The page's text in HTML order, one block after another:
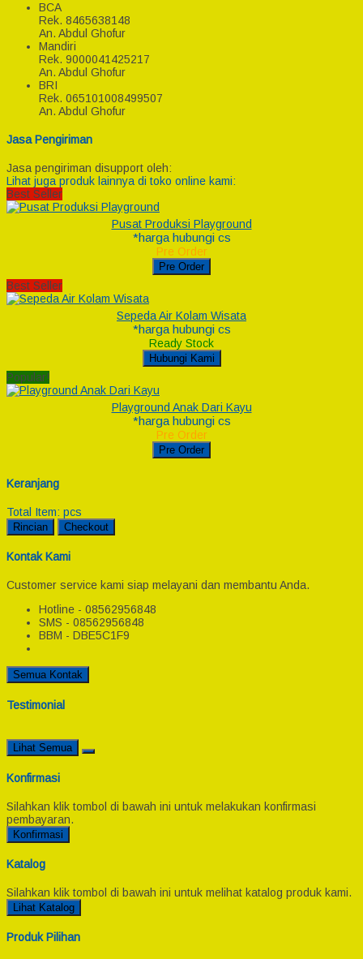
BCA
Rek. 8465638148
An. Abdul Ghofur
Mandiri
Rek. 9000041425217
An. Abdul Ghofur
BRI
Rek. 065101008499507
An. Abdul Ghofur
Jasa Pengiriman
Jasa pengiriman disupport oleh:
Lihat juga produk lainnya di toko online kami:
Best Seller
Pusat Produksi Playground
*harga hubungi cs
Pre Order
Pre Order
Best Seller
Sepeda Air Kolam Wisata
*harga hubungi cs
Ready Stock
Hubungi Kami
Popular!
Playground Anak Dari Kayu
*harga hubungi cs
Pre Order
Pre Order
Keranjang
Total Item: pcs
Rincian Checkout
Kontak Kami
Customer service kami siap melayani dan membantu Anda.
Hotline - 08562956848
SMS - 08562956848
BBM - DBE5C1F9
Semua Kontak
Testimonial
Lihat Semua
Konfirmasi
Silahkan klik tombol di bawah ini untuk melakukan konfirmasi
pembayaran.
Konfirmasi
Katalog
Silahkan klik tombol di bawah ini untuk melihat katalog produk kami.
Lihat Katalog
Produk Pilihan